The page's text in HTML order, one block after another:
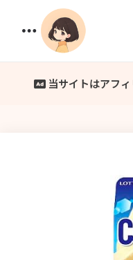
Menu
当サイトはアフ